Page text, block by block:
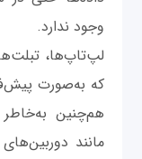
وجود ندارد.
لپ‌تاپ‌ها،
که به‌صورت
هم‌چنین
مانند